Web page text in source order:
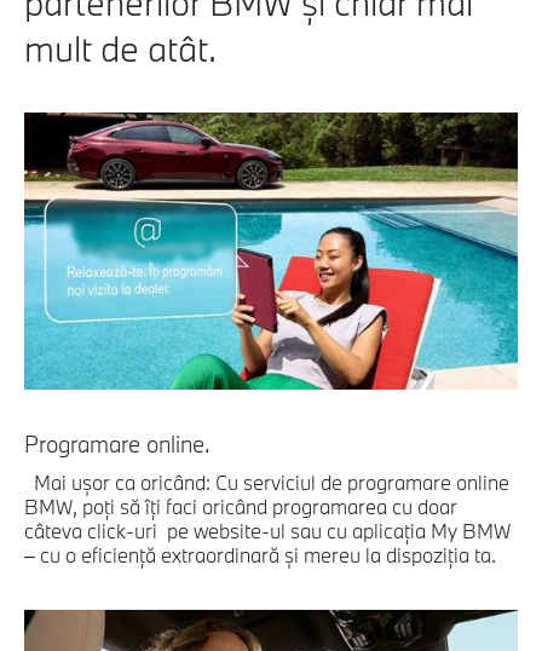
mult de atât.
Programare online.
Mai uşor ca oricând: Cu serviciul de programare online
BMW, poţi să îţi faci oricând programarea cu doar
câteva click-uri pe website-ul sau cu aplicaţia My BMW
– cu o eficiență extraordinară și mereu la dispoziția ta.